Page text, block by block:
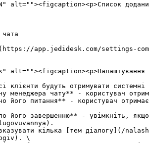
alt=""><figcaption><p>Список
app.jedidesk.com/settings-
будуть отримувати
менеджера чату** - користувач
його питання** - користувач
його завершенню** - увімкніть,
кілька [тем діалогу](/
\